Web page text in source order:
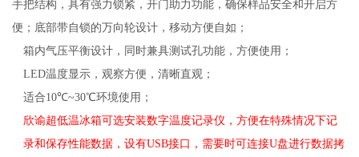
手把结构，具有强力锁紧，开门助力功能，确保样品安全和开启方
便；底部带自锁的万向轮设计，移动方便自如 ；
箱内气压平衡设计，同时兼具测试孔功能，方便使用；
LED温度显示，观察方便，清晰直观；
适合10℃~30℃环境使用；
欣谕超低温冰箱可选安装数字温度记录仪，方便在特殊情况下记
录和保存性能数据，设有USB接口，需要时可连接U盘进行数据拷